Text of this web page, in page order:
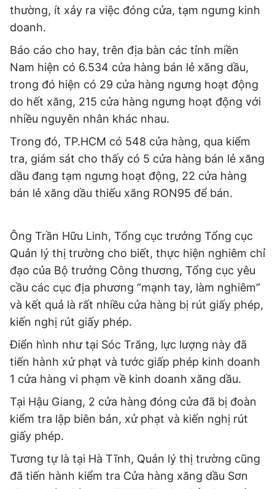
thường, ít xảy ra việc đóng cửa, tạm ngưng kinh
doanh.
Báo cáo cho hay, trên địa bàn các tỉnh miền
Nam hiện có 6.534 cửa hàng bán lẻ xăng dầu,
trong đó hiện có 29 cửa hàng ngưng hoạt động
do hết xăng, 215 cửa hàng ngưng hoạt động với
nhiều nguyên nhân khác nhau.
Trong đó, TP.HCM có 548 cửa hàng, qua kiểm
tra, giám sát cho thấy có 5 cửa hàng bán lẻ xăng
dầu đang tạm ngưng hoạt động, 22 cửa hàng
bán lẻ xăng dầu thiếu xăng RON95 để bán.
Ông Trần Hữu Linh, Tổng cục trưởng Tổng cục
Quản lý thị trường cho biết, thực hiện nghiêm chỉ
đạo của Bộ trưởng Công thương, Tổng cục yêu
cầu các cục địa phương “mạnh tay, làm nghiêm”
và kết quả là rất nhiều cửa hàng bị rút giấy phép,
kiến nghị rút giấy phép.
Điển hình như tại Sóc Trăng, lực lượng này đã
tiến hành xử phạt và tước giấp phép kinh doanh
1 cửa hàng vi phạm về kinh doanh xăng dầu.
Tại Hậu Giang, 2 cửa hàng đóng cửa đã bị đoàn
kiểm tra lập biên bản, xử phạt và kiến nghị rút
giấy phép.
Tương tự là tại Hà Tĩnh, Quản lý thị trường cũng
đã tiến hành kiểm tra Cửa hàng xăng dầu Sơn